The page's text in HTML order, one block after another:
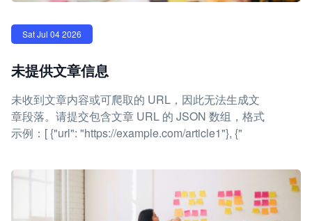
Sat Jul 04 2026
未提供文章信息
未收到文章内容或可爬取的 URL，因此无法生成文
章段落。请提交包含文章 URL 的 JSON 数组，格式
示例：[ {"url": "https://example.com/article1"}, {"